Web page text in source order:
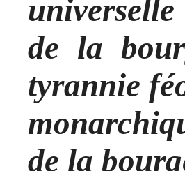
universelle
de la
tyrannie
de la